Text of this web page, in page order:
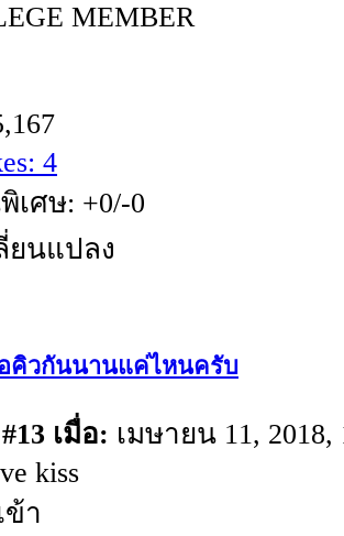
MEMBER
4
เศษ: +0/-0
ยนแปลง
คิวกันนานแค่ไหนครับ
เมื่อ: เมษายน 11, 2018,
kiss
ข้า